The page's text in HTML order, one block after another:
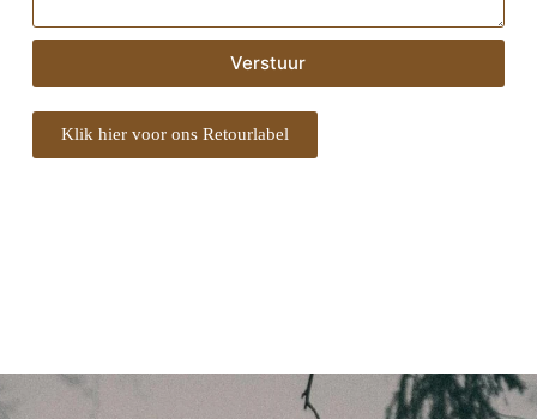
Verstuur
Klik hier voor ons Retourlabel